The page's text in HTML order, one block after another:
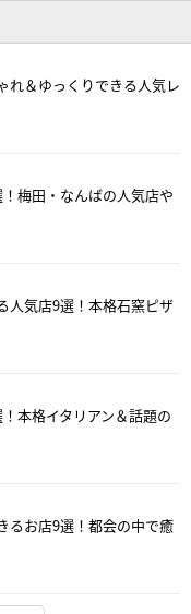
れ＆ゆっくりできる人気レ
梅田・なんばの人気店や
人気店9選！本格石窯ピザ
本格イタリアン＆話題の
るお店9選！都会の中で癒